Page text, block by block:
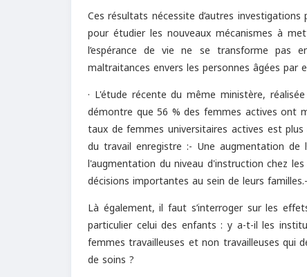
Ces résultats nécessite d’autres
pour étudier les nouveaux mécanismes à
l’espérance de vie ne se transforme pas
maltraitances envers les personnes âgées par
· L'étude récente du même ministère,
démontre que 56 % des femmes actives ont
taux de femmes universitaires actives est
du travail enregistre :- Une augmentation de
l'augmentation du niveau d'instruction chez
décisions importantes au sein de leurs
Là également, il faut s’interroger sur les
particulier celui des enfants : y a-t-il les
femmes travailleuses et non travailleuses qui
de soins ?